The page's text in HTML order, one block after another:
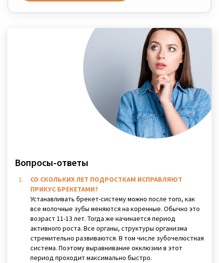
Вопросы-ответы
СО СКОЛЬКИХ ЛЕТ ПОДРОСТКАМ ИСПРАВЛЯЮТ
ПРИКУС БРЕКЕТАМИ?
Устанавливать брекет-систему можно после того, как
все молочные зубы меняются на коренные. Обычно это
возраст 11-13 лет. Тогда же начинается период
активного роста. Все органы, структуры организма
стремительно развиваются. В том числе зубочелюстная
система. Поэтому выравнивание окклюзии в этот
период проходит максимально быстро.